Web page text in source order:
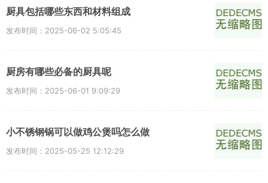
厨具包括哪些东西和材料组成
发布时间：2025-06-02 5:05:45
厨房有哪些必备的厨具呢
发布时间：2025-06-01 9:09:29
小不锈钢锅可以做鸡公煲吗怎么做
发布时间：2025-05-25 12:12:29